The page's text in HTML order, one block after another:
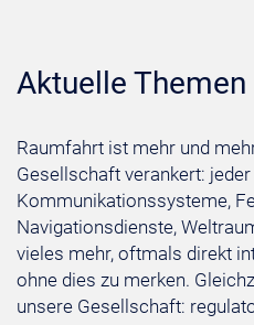
Aktuelle Themen
Raumfahrt ist mehr und
Gesellschaft verankert:
Kommunikationssysteme,
Navigationsdienste,
vieles mehr, oftmals direkt
ohne dies zu merken.
unsere Gesellschaft: